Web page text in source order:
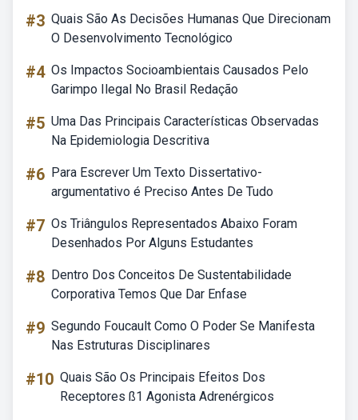
#3 Quais São As Decisões Humanas Que Direcionam
O Desenvolvimento Tecnológico
#4 Os Impactos Socioambientais Causados Pelo
Garimpo Ilegal No Brasil Redação
#5 Uma Das Principais Características Observadas
Na Epidemiologia Descritiva
#6 Para Escrever Um Texto Dissertativo-
argumentativo é Preciso Antes De Tudo
#7 Os Triângulos Representados Abaixo Foram
Desenhados Por Alguns Estudantes
#8 Dentro Dos Conceitos De Sustentabilidade
Corporativa Temos Que Dar Enfase
#9 Segundo Foucault Como O Poder Se Manifesta
Nas Estruturas Disciplinares
#10 Quais São Os Principais Efeitos Dos
Receptores ß1 Agonista Adrenérgicos